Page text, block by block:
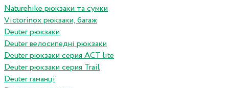
Naturehike рюкзаки та сумки
Victorinox рюкзаки, багаж
Deuter рюкзаки
Deuter велосипедні рюкзаки
Deuter рюкзаки серия ACT lite
Deuter рюкзаки серия Trail
Deuter гаманці